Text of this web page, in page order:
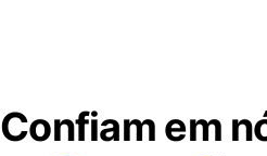
Confiam em